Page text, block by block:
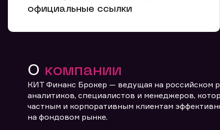
официальные ссылки
О компании
КИТ Финанс Брокер — ведущая на российском
аналитиков, специалистов и менеджеров,
частным и корпоративным клиентам
на фондовом рынке.